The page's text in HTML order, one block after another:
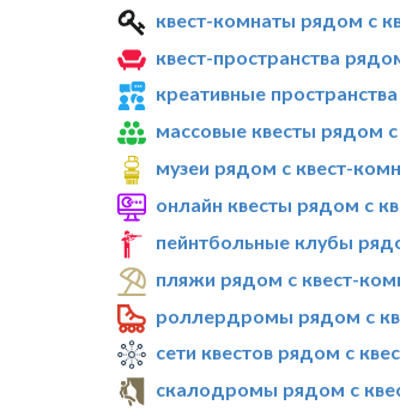
квест-комнаты рядом с
квест-пространства
креативные
массовые квесты рядом
музеи рядом с квест-
онлайн квесты рядом с
пейнтбольные клубы
пляжи рядом с квест-
роллердромы рядом с
сети квестов рядом с
скалодромы рядом с